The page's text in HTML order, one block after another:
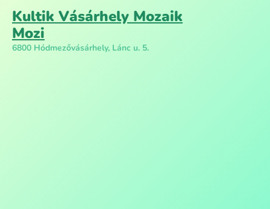
Kultik Vásárhely Mozaik
Mozi
6800 Hódmezővásárhely, Lánc u. 5.